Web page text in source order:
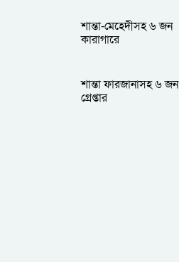
শান্তা-মেহেদীসহ ৬ জন
কারাগারে
শান্তা ফারজানাসহ ৬ জন
গ্রেপ্তার